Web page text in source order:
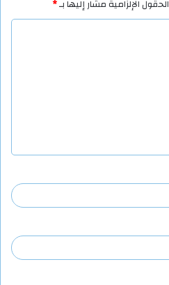
الحقول الإلزامية مشار إليها بـ*